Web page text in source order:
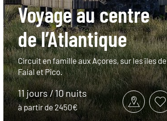
Voyage au centre
de l’Atlantique
Circuit en famille aux Açores, sur les îles de
Faial et Pico.
11 jours / 10 nuits
à partir de 2450€